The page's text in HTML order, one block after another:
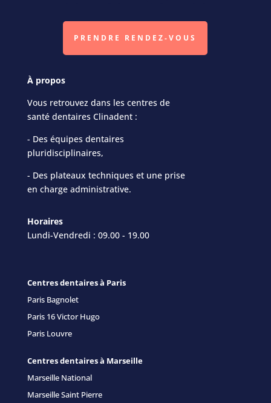
PRENDRE RENDEZ-VOUS
À propos
Vous retrouvez dans les centres de
santé dentaires Clinadent :
- Des équipes dentaires
pluridisciplinaires,
- Des plateaux techniques et une prise
en charge administrative.
Horaires
Lundi-Vendredi : 09.00 - 19.00
Centres dentaires à Paris
Paris Bagnolet
Paris 16 Victor Hugo
Paris Louvre
Centres dentaires à Marseille
Marseille National
Marseille Saint Pierre